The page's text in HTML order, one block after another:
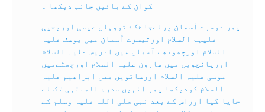
کوان کے بائيں جانب دیکھا ۔
پھر دوسرے آسمان پرلےجاۓگۓ تووہاں عیسی اوریحیی
علیہم السلام اورتیسرے آسمان میں یوسف علیہ
السلام اورچھوتھے آسمان میں ادریس علیہ السلام
اورپانچویں میں ھارون علیہ السلام اورچھٹےمیں
موسی علیہ السلام اورساتویں میں ابراھیم علیہ
السلام کودیکھا پھر انہیں سدرۃ المنتہی تک لے
جايا گيا اوراس کے بعد نبی صلی اللہ علیہ وسلم کے